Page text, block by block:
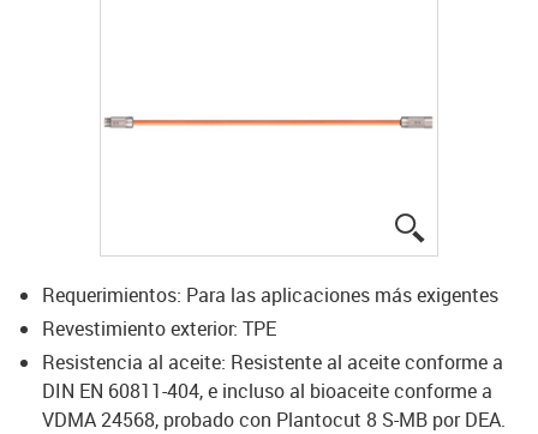
Requerimientos: Para las aplicaciones más exigentes
Revestimiento exterior: TPE
Resistencia al aceite: Resistente al aceite conforme a
DIN EN 60811-404, e incluso al bioaceite conforme a
VDMA 24568, probado con Plantocut 8 S-MB por DEA.